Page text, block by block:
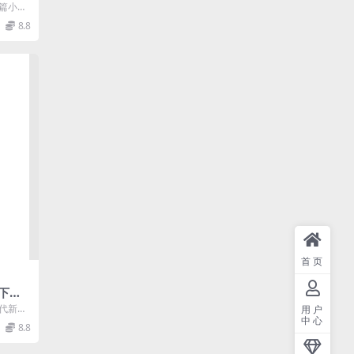
小
爱的
8.8
载,
新闻
本、
8.8
首页
用户
中心